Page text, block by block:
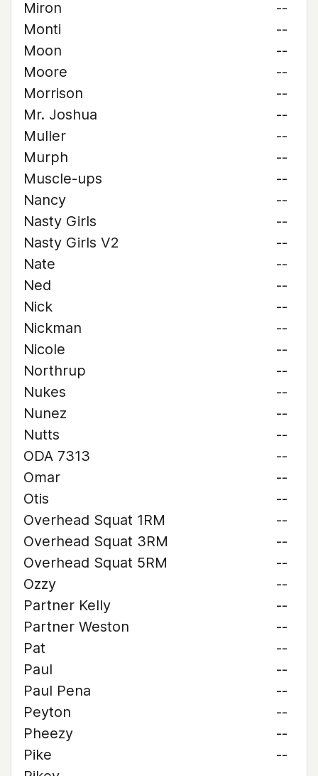
Miron
--
Monti
--
Moon
--
Moore
--
Morrison
--
Mr. Joshua
--
Muller
--
Murph
--
Muscle-ups
--
Nancy
--
Nasty Girls
--
Nasty Girls V2
--
Nate
--
Ned
--
Nick
--
Nickman
--
Nicole
--
Northrup
--
Nukes
--
Nunez
--
Nutts
--
ODA 7313
--
Omar
--
Otis
--
Overhead Squat 1RM
--
Overhead Squat 3RM
--
Overhead Squat 5RM
--
Ozzy
--
Partner Kelly
--
Partner Weston
--
Pat
--
Paul
--
Paul Pena
--
Peyton
--
Pheezy
--
Pike
--